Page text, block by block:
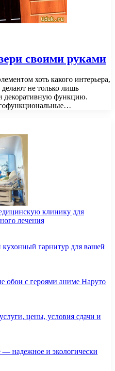
своими руками
хоть какого интерьера,
не только лишь
декоративную функцию.
клинику для
лечения
гарнитур для вашей
обои с героями аниме Наруто
цены, условия сдачи и
надежное и экологически